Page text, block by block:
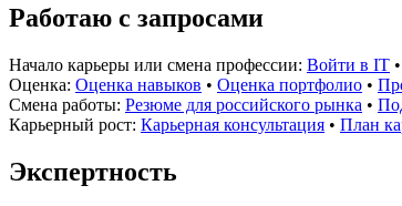
Работаю с запросами
Начало карьеры или смена профессии: Войти в IT •
Оценка: Оценка навыков • Оценка портфолио •
Смена работы: Резюме для российского рынка •
Карьерный рост: Карьерная консультация • План
Экспертность